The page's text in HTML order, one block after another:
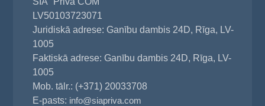
LV50103723071
Juridiskā adrese: Ganību dambis 24D, Rīga, LV-
1005
Faktiskā adrese: Ganību dambis 24D, Rīga, LV-
1005
Mob. tālr.: (+371) 20033708
E-pasts: info@siapriva.com